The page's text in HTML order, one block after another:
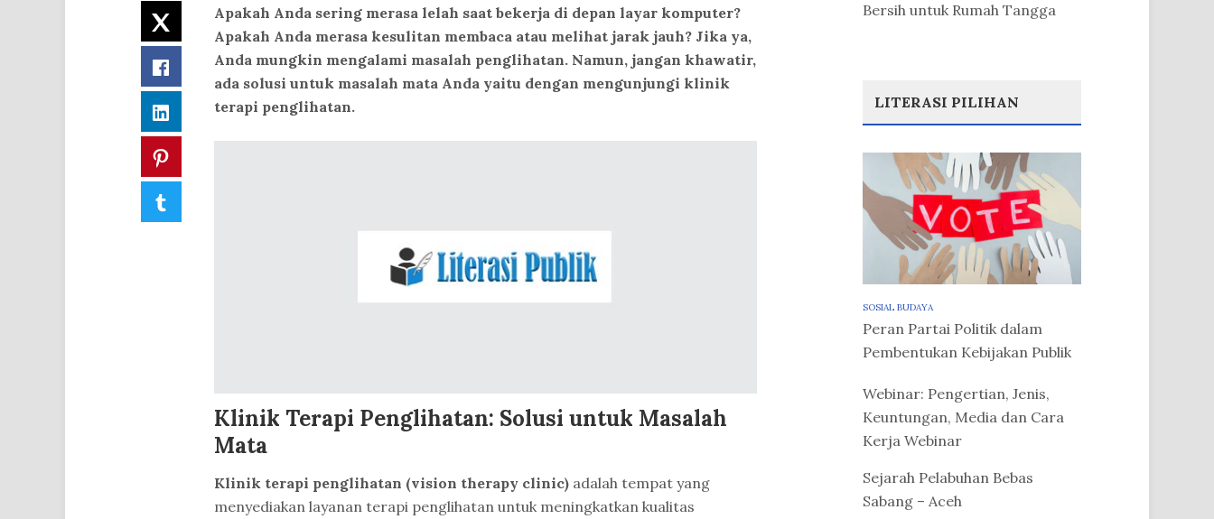
Twitter
Facebook
LinkedIn
Apakah Anda sering merasa lelah saat bekerja di depan layar komputer?
Apakah Anda merasa kesulitan membaca atau melihat jarak jauh? Jika ya,
Anda mungkin mengalami masalah penglihatan. Namun, jangan khawatir,
ada solusi untuk masalah mata Anda yaitu dengan mengunjungi klinik
terapi penglihatan.
Klinik Terapi Penglihatan: Solusi untuk Masalah
Mata
Klinik terapi penglihatan (vision therapy clinic)adalah tempat yang
menyediakan layanan terapi penglihatan untuk meningkatkan kualitas
Bersih untuk Rumah Tangga
LITERASI PILIHAN
SOSIAL BUDAYA
Peran Partai Politik dalam
Pembentukan Kebijakan Publik
Webinar: Pengertian, Jenis,
Keuntungan, Media dan Cara
Kerja Webinar
Sejarah Pelabuhan Bebas
Sabang – Aceh